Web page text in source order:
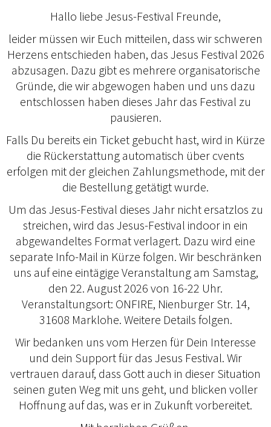
Hallo liebe Jesus-Festival Freunde,
leider müssen wir Euch mitteilen, dass wir schweren
Herzens entschieden haben, das Jesus Festival 2026
abzusagen. Dazu gibt es mehrere organisatorische
Gründe, die wir abgewogen haben und uns dazu
entschlossen haben dieses Jahr das Festival zu
pausieren.
Falls Du bereits ein Ticket gebucht hast, wird in Kürze
die Rückerstattung automatisch über cvents
erfolgen mit der gleichen Zahlungsmethode, mit der
die Bestellung getätigt wurde.
Um das Jesus-Festival dieses Jahr nicht ersatzlos zu
streichen, wird das Jesus-Festival indoor in ein
abgewandeltes Format verlagert. Dazu wird eine
separate Info-Mail in Kürze folgen. Wir beschränken
uns auf eine eintägige Veranstaltung am Samstag,
den 22. August 2026 von 16-22 Uhr.
Veranstaltungsort: ONFIRE, Nienburger Str. 14,
31608 Marklohe. Weitere Details folgen.
Wir bedanken uns vom Herzen für Dein Interesse
und dein Support für das Jesus Festival. Wir
vertrauen darauf, dass Gott auch in dieser Situation
seinen guten Weg mit uns geht, und blicken voller
Hoffnung auf das, was er in Zukunft vorbereitet.